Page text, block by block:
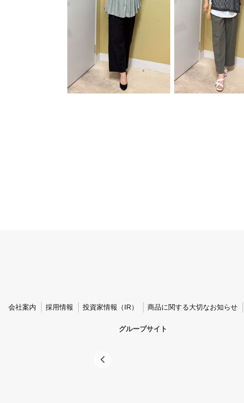
会社案内
採用情報 投資家情報（IR） 商品に関する大切なお知らせ
グループサイト